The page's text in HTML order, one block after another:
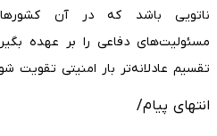
ناتویی باشد که در آن
مسئولیت‌های دفاعی را بر عهده
تقسیم عادلانه‌تر بار امنیتی تقویت
انتهای پیام/